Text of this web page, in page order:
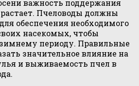
важность поддержания
Пчеловоды должны
обеспечения необходимого
насекомых, чтобы
периоду. Правильные
значительное влияние на
и выживаемость пчел в